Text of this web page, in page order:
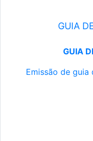
GUIA
GUIA
Emissão de